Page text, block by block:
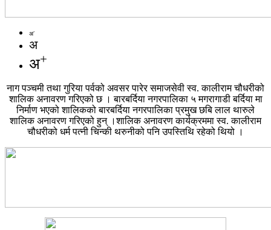
अ-
अ
अ+
नाग पञ्चमी तथा गुरिया पर्वको अवसर पारेर समाजसेवी स्व. कालीराम चौधरीको
शालिक अनावरण गरिएको छ । बारबर्दिया नगरपालिका ५ मगरागाडी बर्दिया मा
निर्माण भएको शालिकको बारबर्दिया नगरपालिका प्रमुख छबि लाल थारुले
शालिक अनावरण गरिएको हुन् ।शालिक अनावरण कार्यक्रममा स्व. कालीराम
चौधरीको धर्म पत्नी चिन्की थरुनीको पनि उपस्तिथि रहेको थियो ।